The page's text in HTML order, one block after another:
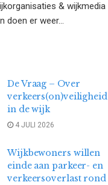
& wijkmedia
doen er weer...
De Vraag – Over
verkeers(on)veiligheid
in de wijk
4 JULI 2026
Wijkbewoners willen
einde aan parkeer- en
verkeersoverlast rond